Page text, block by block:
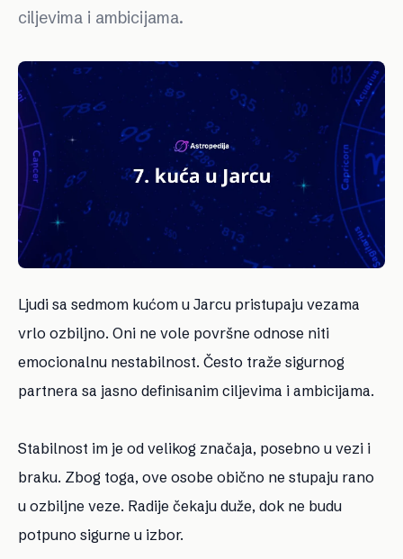
ciljevima i ambicijama.
Ljudi sa sedmom kućom u Jarcu pristupaju vezama
vrlo ozbiljno. Oni ne vole površne odnose niti
emocionalnu nestabilnost. Često traže sigurnog
partnera sa jasno definisanim ciljevima i ambicijama.
Stabilnost im je od velikog značaja, posebno u vezi i
braku. Zbog toga, ove osobe obično ne stupaju rano
u ozbiljne veze. Radije čekaju duže, dok ne budu
potpuno sigurne u izbor.